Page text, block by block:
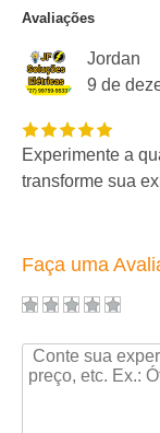
Avaliações
Jordan
9 de
Experimente a
transforme sua
Faça uma